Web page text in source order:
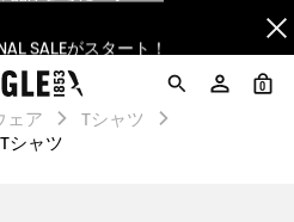
で送料＆返品無料
ービス終了のお知らせ
0
ェア
Tシャツ
シャツ